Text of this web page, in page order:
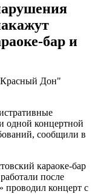
бар и
Дон"
одной концертной
сообщили в
караоке-бар
после
проводил концерт с